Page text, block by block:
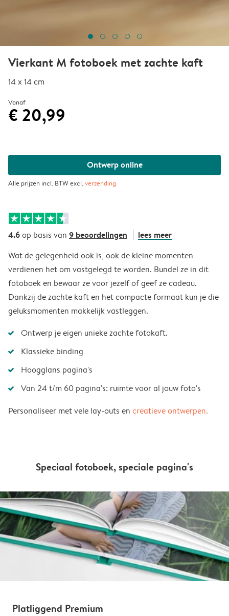
Vierkant M fotoboek met zachte kaft
14 x 14 cm
Vanaf
€ 20,99
Ontwerp online
Alle prijzen incl. BTW excl.verzending
4.6op basis van 9 beoordelingen lees meer
Wat de gelegenheid ook is, ook de kleine momenten
verdienen het om vastgelegd te worden. Bundel ze in dit
fotoboek en bewaar ze voor jezelf of geef ze cadeau.
Dankzij de zachte kaft en het compacte formaat kun je die
geluksmomenten makkelijk vastleggen.
Ontwerp je eigen unieke zachte fotokaft.
Klassieke binding
Hoogglans pagina's
Van 24 t/m 60 pagina's: ruimte voor al jouw foto's
Personaliseer met vele lay-outs en creatieve ontwerpen.
Speciaal fotoboek, speciale pagina's
Platliggend Premium